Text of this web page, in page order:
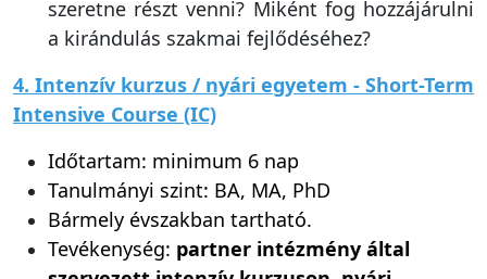
a kirándulás szakmai fejlődéséhez?
4. Intenzív kurzus / nyári egyetem - Short-Term
Intensive Course (IC)
Időtartam: minimum 6 nap
Tanulmányi szint: BA, MA, PhD
Bármely évszakban tartható.
Tevékenység:partner intézmény által
szervezett intenzív kurzuson, nyári